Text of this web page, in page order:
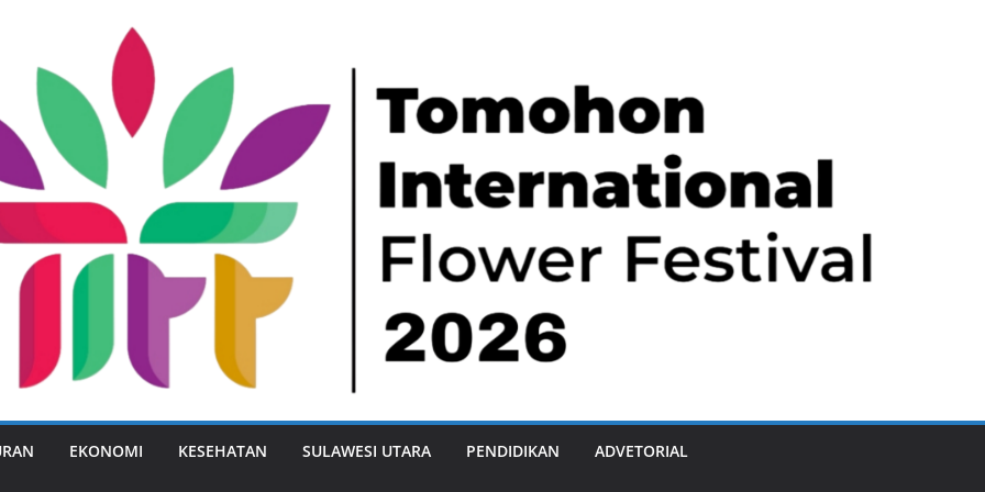
EKONOMI KESEHATAN SULAWESI UTARA PENDIDIKAN ADVETORIAL